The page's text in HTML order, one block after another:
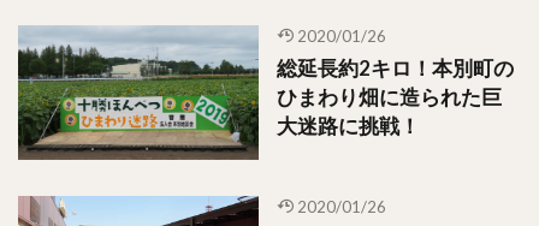
2020/01/26
総延長約2キロ！本別町の
ひまわり畑に造られた巨
大迷路に挑戦！
2020/01/26